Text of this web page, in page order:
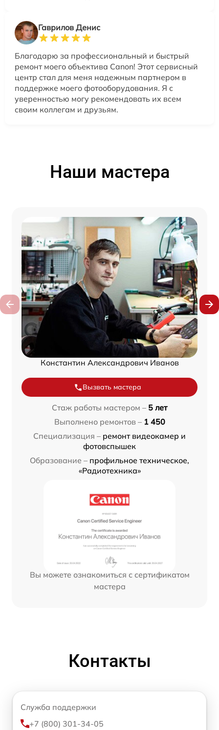
Гаврилов Денис
Благодарю за профессиональный и быстрый
ремонт моего объектива Canon! Этот сервисный
центр стал для меня надежным партнером в
поддержке моего фотооборудования. Я с
уверенностью могу рекомендовать их всем
своим коллегам и друзьям.
Наши мастера
Константин Александрович Иванов
Вызвать мастера
Стаж работы мастером – 5 лет
Выполнено ремонтов – 1 450
Специализация – ремонт видеокамер и
фотовспышек
Образование – профильное техническое,
«Радиотехника»
Вы можете ознакомиться с сертификатом
мастера
Контакты
Служба поддержки
+7 (800) 301-34-05